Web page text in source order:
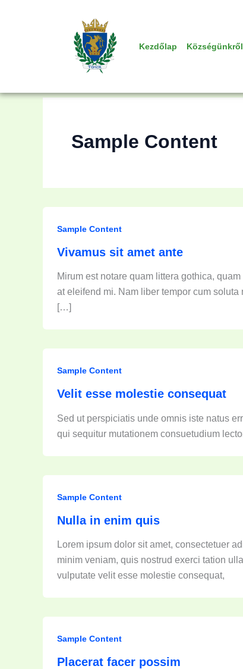
Kezdőlap Községünkről
Sample Content
Sample Content
Vivamus sit amet ante
Mirum est notare quam littera gothica,
at eleifend mi. Nam liber tempor cum
[…]
Sample Content
Velit esse molestie consequat
Sed ut perspiciatis unde omnis iste natus
qui sequitur mutationem consuetudium
Sample Content
Nulla in enim quis
Lorem ipsum dolor sit amet, consectetuer
minim veniam, quis nostrud exerci tation
vulputate velit esse molestie consequat,
Sample Content
Placerat facer possim